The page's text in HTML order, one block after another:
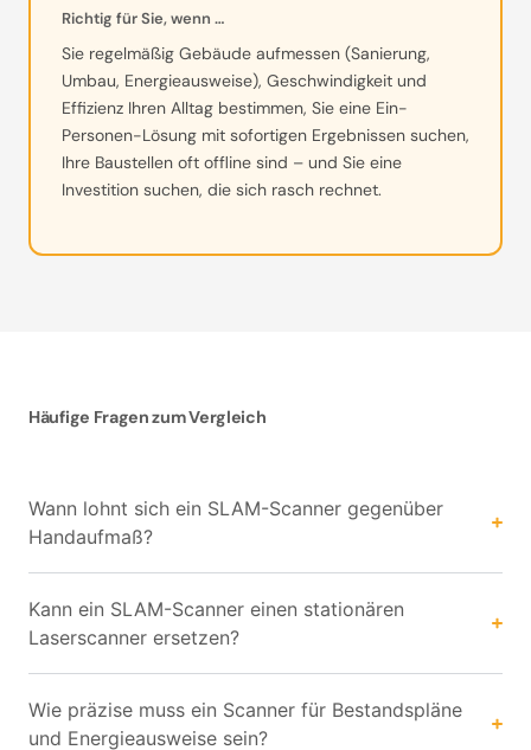
Richtig für Sie, wenn …
Sie regelmäßig Gebäude aufmessen (Sanierung,
Umbau, Energieausweise), Geschwindigkeit und
Effizienz Ihren Alltag bestimmen, Sie eine Ein-
Personen-Lösung mit sofortigen Ergebnissen suchen,
Ihre Baustellen oft offline sind – und Sie eine
Investition suchen, die sich rasch rechnet.
Häufige Fragen zum Vergleich
Wann lohnt sich ein SLAM-Scanner gegenüber
Handaufmaß?
Kann ein SLAM-Scanner einen stationären
Laserscanner ersetzen?
Wie präzise muss ein Scanner für Bestandspläne
und Energieausweise sein?